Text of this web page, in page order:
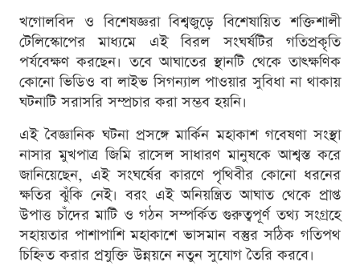
খগোলবিদ ও বিশেষজ্ঞরা বিশ্বজুড়ে বিশেষায়িত শক্তিশালী
টেলিস্কোপের মাধ্যমে এই বিরল সংঘর্ষটির গতিপ্রকৃতি
পর্যবেক্ষণ করছেন। তবে আঘাতের স্থানটি থেকে তাত্ক্ষণিক
কোনো ভিডিও বা লাইভ সিগন্যাল পাওয়ার সুবিধা না থাকায়
ঘটনাটি সরাসরি সম্প্রচার করা সম্ভব হয়নি।
এই বৈজ্ঞানিক ঘটনা প্রসঙ্গে মার্কিন মহাকাশ গবেষণা সংস্থা
নাসার মুখপাত্র জিমি রাসেল সাধারণ মানুষকে আশ্বস্ত করে
জানিয়েছেন, এই সংঘর্ষের কারণে পৃথিবীর কোনো ধরনের
ক্ষতির ঝুঁকি নেই। বরং এই অনিয়ন্ত্রিত আঘাত থেকে প্রাপ্ত
উপাত্ত চাঁদের মাটি ও গঠন সম্পর্কিত গুরুত্বপূর্ণ তথ্য সংগ্রহে
সহায়তার পাশাপাশি মহাকাশে ভাসমান বস্তুর সঠিক গতিপথ
চিহ্নিত করার প্রযুক্তি উন্নয়নে নতুন সুযোগ তৈরি করবে।